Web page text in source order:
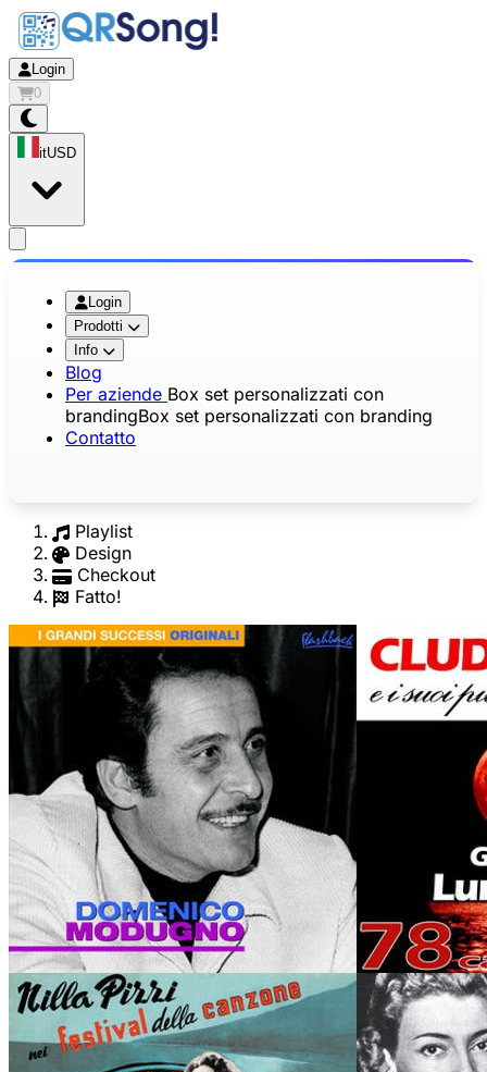
Login
0
itUSD
Login
Prodotti
Info
Blog
Per aziende Box set personalizzati con
brandingBox set personalizzati con branding
Contatto
Playlist
Design
Checkout
Fatto!